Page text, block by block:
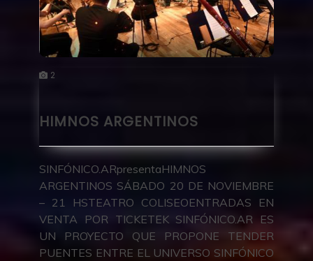
2
HIMNOS ARGENTINOS
SINFÓNICO.ARpresentaHIMNOS
ARGENTINOS SÁBADO 20 DE NOVIEMBRE
– 21 HSTEATRO COLISEOENTRADAS EN
VENTA POR TICKETEK SINFÓNICO.AR ES
UN PROYECTO QUE PROPONE TENDER
PUENTES ENTRE EL UNIVERSO SINFÓNICO